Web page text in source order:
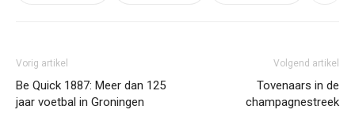
Vorig artikel
Be Quick 1887: Meer dan 125
jaar voetbal in Groningen
Volgend artikel
Tovenaars in de
champagnestreek